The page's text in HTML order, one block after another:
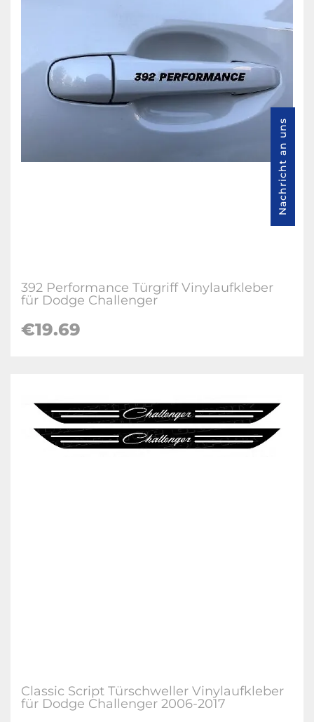
392 Performance Türgriff Vinylaufkleber
für Dodge Challenger
€19.69
Classic Script Türschweller Vinylaufkleber
für Dodge Challenger 2006-2017
Nachricht an uns